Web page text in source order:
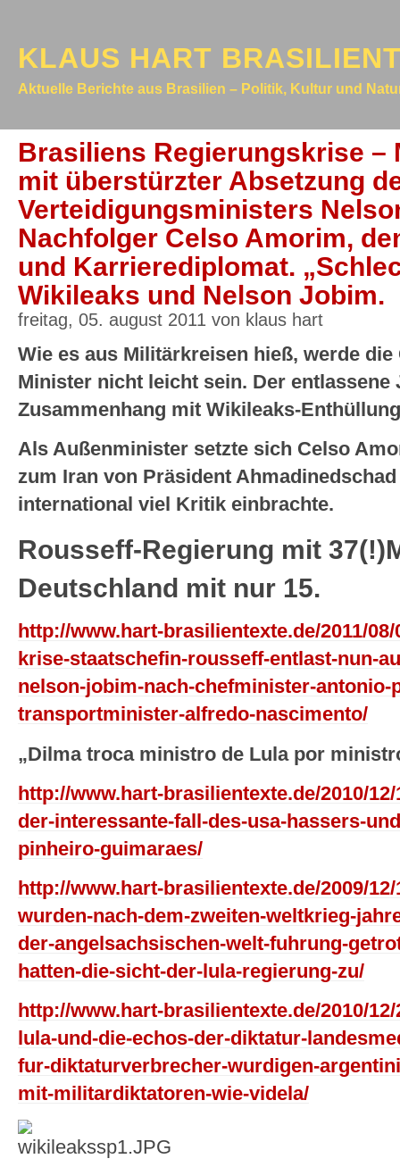
KLAUS HART
Aktuelle Berichte aus Brasilien – Politik, Kultur und
Brasiliens Regierungskrise –
mit überstürzter Absetzung
Verteidigungsministers
Nachfolger Celso Amorim,
und Karrierediplomat.
Wikileaks und Nelson Jobim.
freitag, 05. august 2011 von klaus hart
Wie es aus Militärkreisen hieß, werde die
Minister nicht leicht sein. Der entlassene
Zusammenhang mit Wikileaks-
Als Außenminister setzte sich Celso
zum Iran von Präsident
international viel Kritik einbrachte.
Rousseff-Regierung mit
Deutschland mit nur 15.
http://www.hart-brasilientexte.de/2011/
krise-staatschefin-rousseff-entlast-nun-
nelson-jobim-nach-chefminister-antonio-
transportminister-alfredo-nascimento/
„Dilma troca ministro de Lula por
http://www.hart-brasilientexte.de/2010/
der-interessante-fall-des-usa-hassers-
pinheiro-guimaraes/
http://www.hart-brasilientexte.de/2009/
wurden-nach-dem-zweiten-weltkrieg-
der-angelsachsischen-welt-fuhrung-
hatten-die-sicht-der-lula-regierung-zu/
http://www.hart-brasilientexte.de/2010/
lula-und-die-echos-der-diktatur-
fur-diktaturverbrecher-wurdigen-
mit-militardiktatoren-wie-videla/